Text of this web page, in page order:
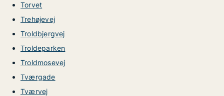
Torvet
Trehøjevej
Troldbjergvej
Troldeparken
Troldmosevej
Tværgade
Tværvej